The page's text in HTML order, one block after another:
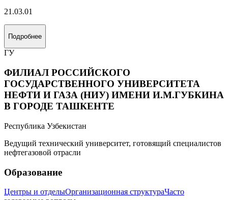
21.03.01
Подробнее
ГУ
ФИЛИАЛ РОССИЙСКОГО
ГОСУДАРСТВЕННОГО УНИВЕРСИТЕТА
НЕФТИ И ГАЗА (НИУ) ИМЕНИ И.М.ГУБКИНА
В ГОРОДЕ ТАШКЕНТЕ
Республика Узбекистан
Ведущий технический университет, готовящий специалистов
нефтегазовой отрасли
Образование
Центры и отделыОрганизационная структураЧасто